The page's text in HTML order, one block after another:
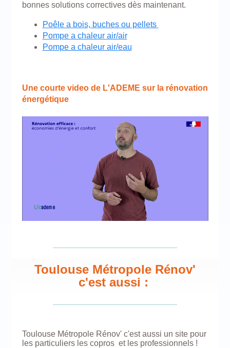
bonnes solutions correctives dès maintenant.
Poêle a bois, buches ou pellets
Pompe a chaleur air/air
Pompe a chaleur air/eau
Une courte video de L'ADEME sur la rénovation
énergétique
Toulouse Métropole Rénov'
c'est aussi :
Toulouse Métropole Rénov' c'est aussi un site pour
les particuliers les copros et les professionnels !